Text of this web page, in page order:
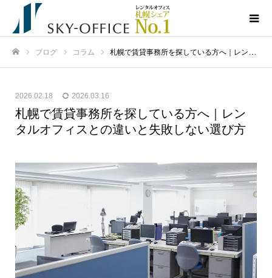
ブログ コラム 札幌で賃貸事務所を探している方へ｜レンタルオフィスとの違いと失敗しない選び方
2026.02.18 2026.03.16
札幌で賃貸事務所を探している方へ｜レン
タルオフィスとの違いと失敗しない選び方